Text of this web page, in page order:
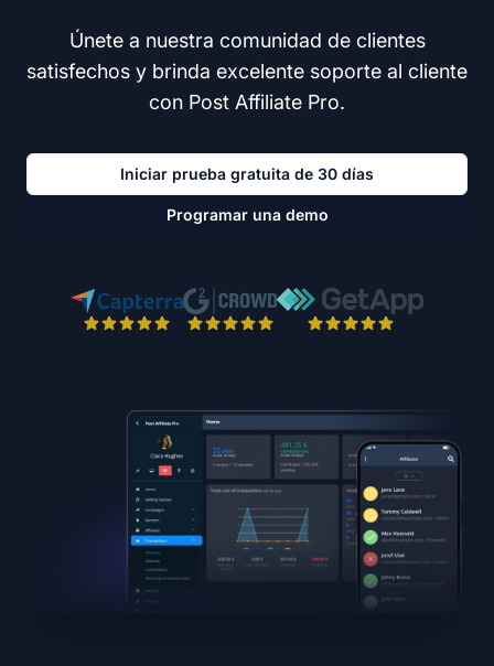
Únete a nuestra comunidad de clientes
satisfechos y brinda excelente soporte al cliente
con Post Affiliate Pro.
Iniciar prueba gratuita de 30 días
Programar una demo